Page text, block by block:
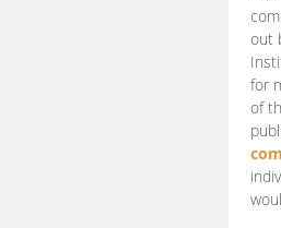
out
for
of